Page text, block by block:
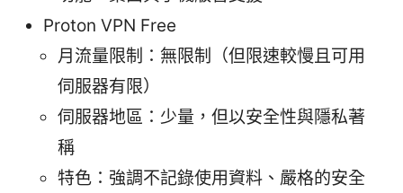
Proton VPN Free
月流量限制：無限制（但限速較慢且可用
伺服器有限）
伺服器地區：少量，但以安全性與隱私著
稱
特色：強調不記錄使用資料、嚴格的安全